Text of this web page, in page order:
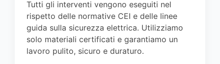
Tutti gli interventi vengono eseguiti nel
rispetto delle normative CEI e delle linee
guida sulla sicurezza elettrica. Utilizziamo
solo materiali certificati e garantiamo un
lavoro pulito, sicuro e duraturo.